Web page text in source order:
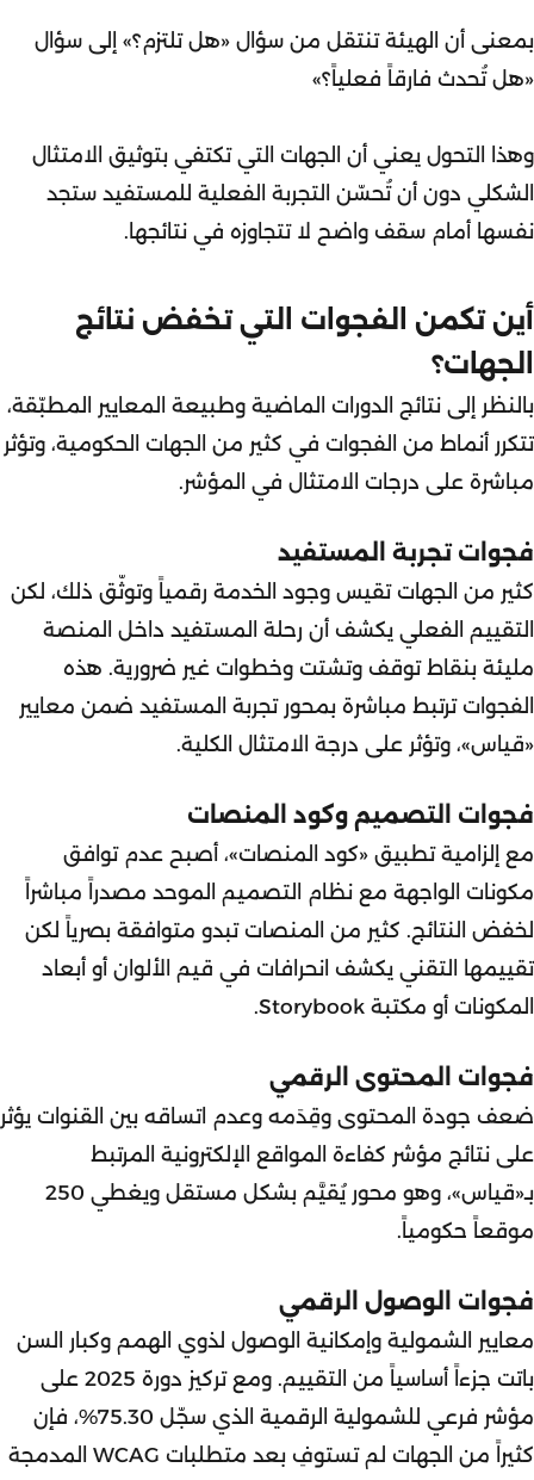
بمعنى أن الهيئة تنتقل من سؤال «هل تلتزم؟» إلى سؤال
«هل تُحدث فارقاً فعلياً؟»
وهذا التحول يعني أن الجهات التي تكتفي بتوثيق الامتثال
الشكلي دون أن تُحسّن التجربة الفعلية للمستفيد ستجد
نفسها أمام سقف واضح لا تتجاوزه في نتائجها.
أين تكمن الفجوات التي تخفض نتائج
الجهات؟
بالنظر إلى نتائج الدورات الماضية وطبيعة المعايير المطبّقة،
تتكرر أنماط من الفجوات في كثير من الجهات الحكومية، وتؤثر
مباشرة على درجات الامتثال في المؤشر.
فجوات تجربة المستفيد
كثير من الجهات تقيس وجود الخدمة رقمياً وتوثّق ذلك، لكن
التقييم الفعلي يكشف أن رحلة المستفيد داخل المنصة
مليئة بنقاط توقف وتشتت وخطوات غير ضرورية. هذه
الفجوات ترتبط مباشرة بمحور تجربة المستفيد ضمن معايير
«قياس»، وتؤثر على درجة الامتثال الكلية.
فجوات التصميم وكود المنصات
مع إلزامية تطبيق «كود المنصات»، أصبح عدم توافق
مكونات الواجهة مع نظام التصميم الموحد مصدراً مباشراً
لخفض النتائج. كثير من المنصات تبدو متوافقة بصرياً لكن
تقييمها التقني يكشف انحرافات في قيم الألوان أو أبعاد
المكونات أو مكتبة Storybook.
فجوات المحتوى الرقمي
ضعف جودة المحتوى وقِدَمه وعدم اتساقه بين القنوات يؤثر
على نتائج مؤشر كفاءة المواقع الإلكترونية المرتبط
بـ«قياس»، وهو محور يُقيَّم بشكل مستقل ويغطي 250
موقعاً حكومياً.
فجوات الوصول الرقمي
معايير الشمولية وإمكانية الوصول لذوي الهمم وكبار السن
باتت جزءاً أساسياً من التقييم. ومع تركيز دورة 2025 على
مؤشر فرعي للشمولية الرقمية الذي سجّل 75.30%، فإن
كثيراً من الجهات لم تستوفِ بعد متطلبات WCAG المدمجة